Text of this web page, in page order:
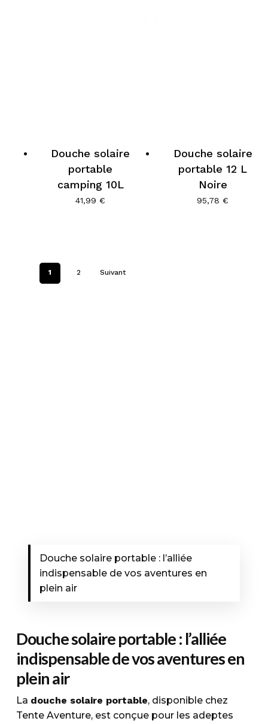
Douche solaire
portable
camping 10L
41,99€
Douche solaire
portable 12 L
Noire
95,78€
1 2 Suivant
Douche solaire portable : l’alliée
indispensable de vos aventures en
plein air
Douche solaire portable : l’alliée
indispensable de vos aventures en
plein air
La douche solaire portable, disponible chez
Tente Aventure, est conçue pour les adeptes